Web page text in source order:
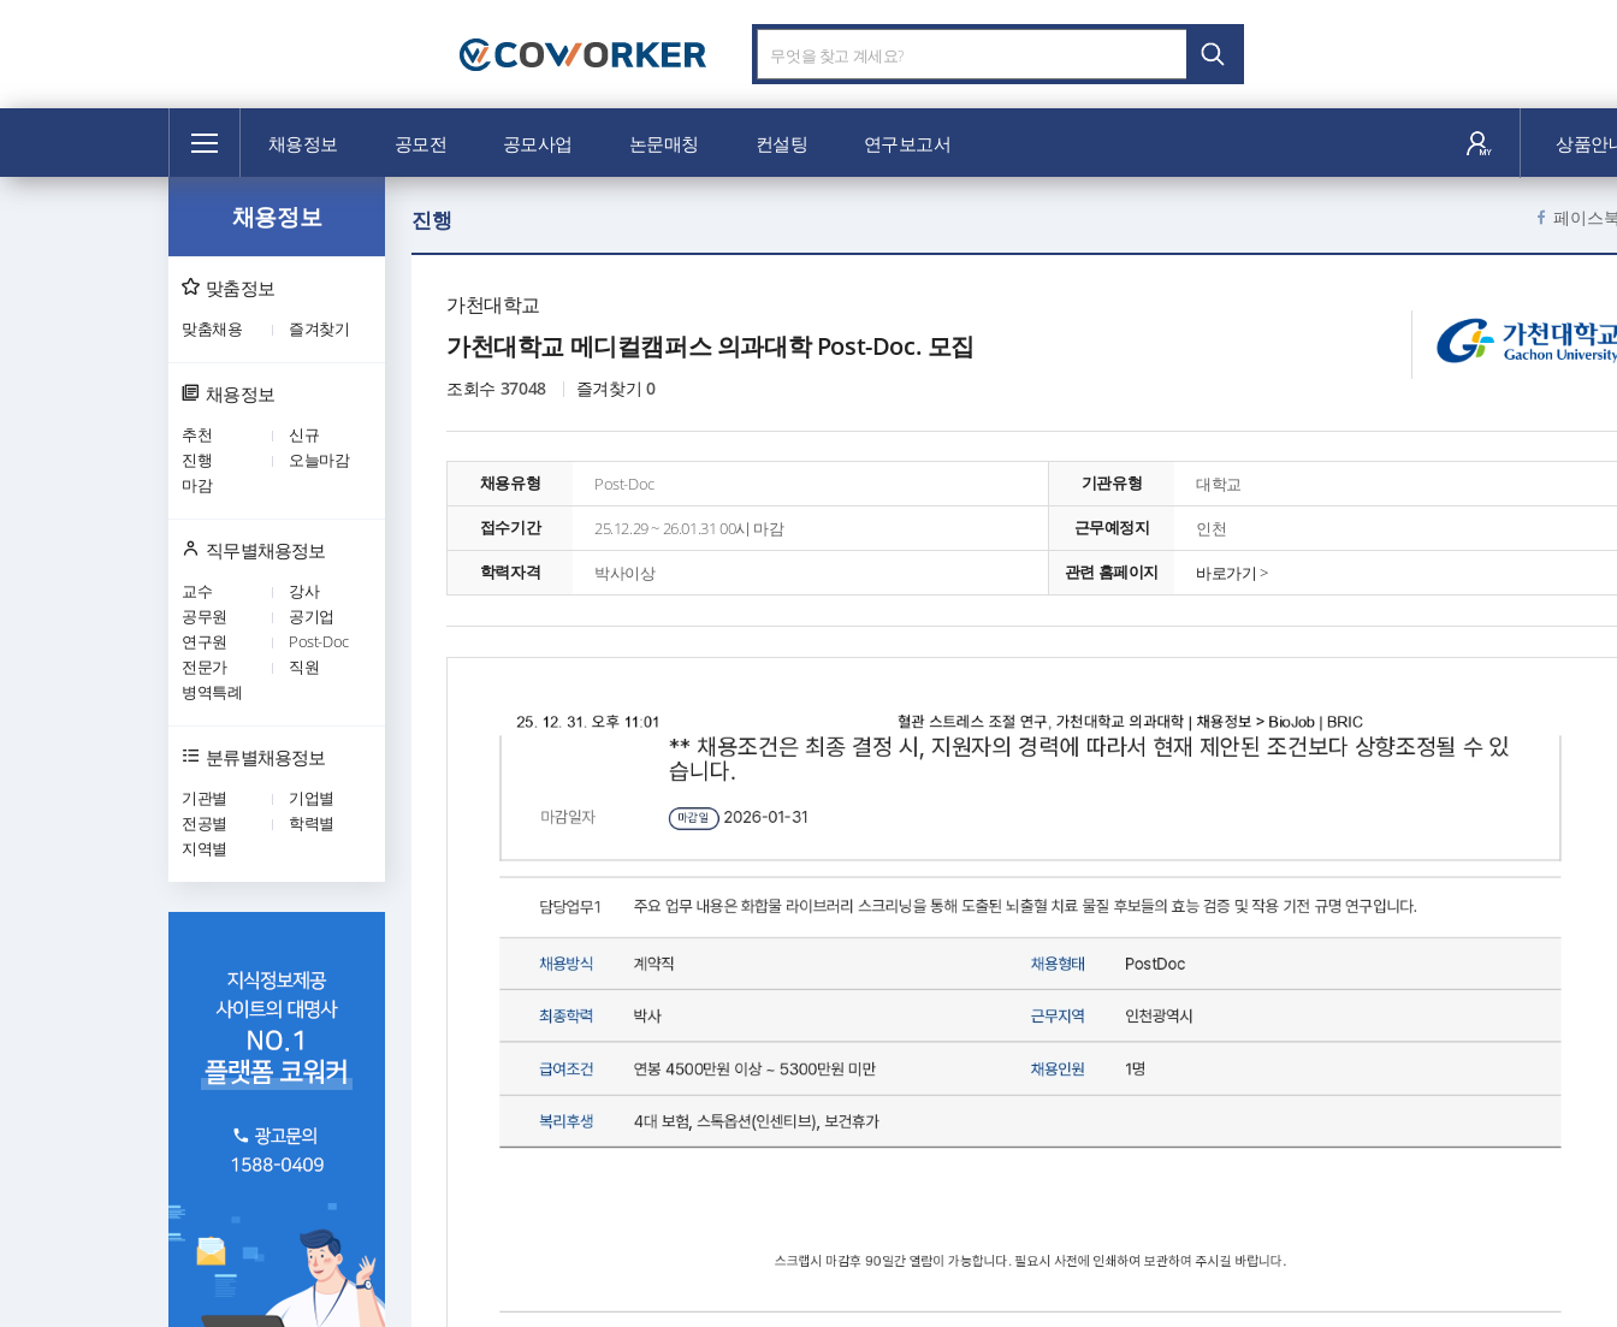
C
O
K
로
전
채용정보 공모전 공모사업 논문매칭 컨설팅 연구보고서 상품안
채용정보
맞춤정보
맞춤채용 즐겨찾기
채용정보
추천
신규
진행
오늘마감
마감
직무별채용정보
교수
강사
공무원
공기업
연구원
Post-Doc
전문가
직원
병역특례
분류별채용정보
기관별
기업별
전공별
학력별
지역별
진행 페이스
가천대학교
가천대학교 메디컬캠퍼스 의과대학 Post-Doc. 모집
조회수 37048 즐겨찾기 0
채용유형 Post-Doc 기관유형
대학교
접수기간
25.12.29 ~ 26.01.31 00시 마감 근무예정지
인천
학력자격
박사이상 관련 홈페이지 바로가기 >